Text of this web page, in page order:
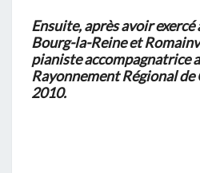
Ensuite, après avoir exercé
Bourg-la-Reine et
pianiste accompagnatrice
Rayonnement Régional
2010.